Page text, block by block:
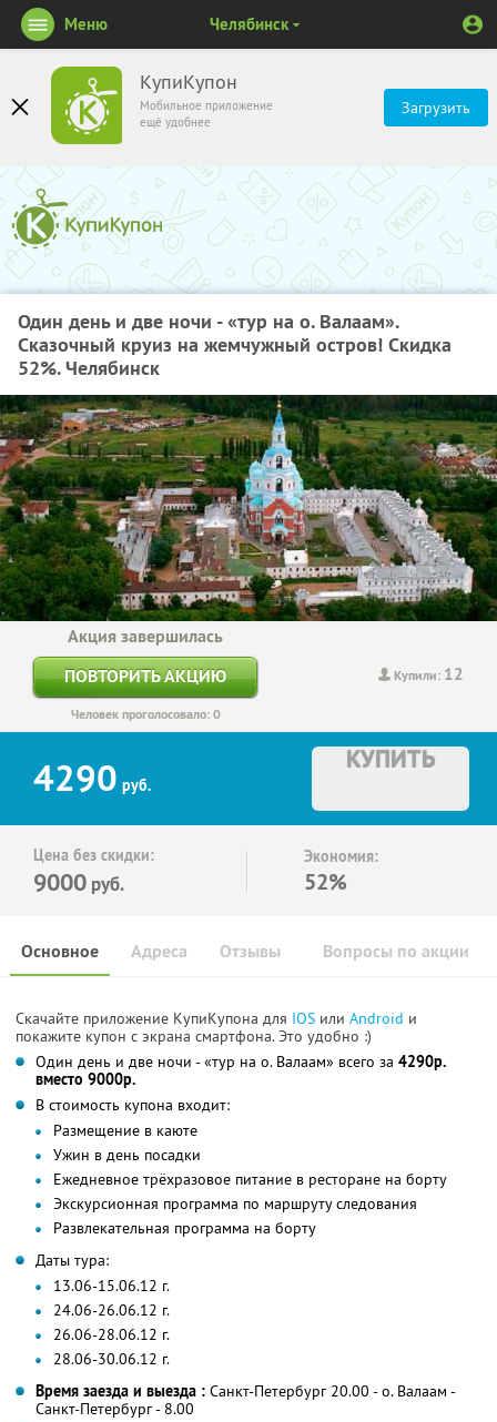
КупиКупон
Мобильное приложение
ещё удобнее
Загрузить
Меню Челябинск
Один день и две ночи - «тур на о. Валаам».
Сказочный круиз на жемчужный остров! Скидка
52%. Челябинск
Купили: 12
Акция завершилась
ПОВТОРИТЬ АКЦИЮ
Человек проголосовало: 0
4290 руб.
КУПИТЬ
Цена без скидки:
9000 руб.
Экономия:
52%
Основное Отзывы Вопросы по акции
Адреса
Скачайте приложение КупиКупона для IOS или Android и
покажите купон с экрана смартфона. Это удобно :)
Один день и две ночи - «тур на о. Валаам» всего за 4290р.
вместо 9000р.
В стоимость купона входит:
Размещение в каюте
Ужин в день посадки
Ежедневное трёхразовое питание в ресторане на борту
Экскурсионная программа по маршруту следования
Развлекательная программа на борту
Даты тура:
13.06-15.06.12 г.
24.06-26.06.12 г.
26.06-28.06.12 г.
28.06-30.06.12 г.
Время заезда и выезда : Санкт-Петербург 20.00 - о. Валаам -
Санкт-Петербург - 8.00